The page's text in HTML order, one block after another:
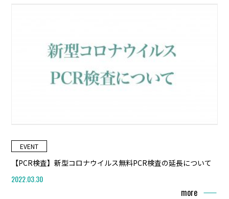
EVENT
【PCR検査】新型コロナウイルス無料PCR検査の延長について
2022.03.30
more